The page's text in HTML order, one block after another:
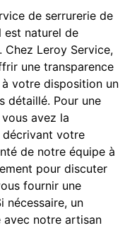
de serrurerie de
est naturel de
Leroy Service,
une transparence
votre disposition un
détaillé. Pour une
avez la
votre
de notre équipe à
pour discuter
fournir une
nécessaire, un
avec notre artisan